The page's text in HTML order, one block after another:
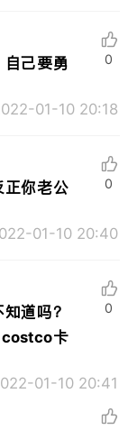
己要勇
01-10 20:18
0
正你老公
01-10 20:40
0
道吗？
costco卡
01-10 20:41
0